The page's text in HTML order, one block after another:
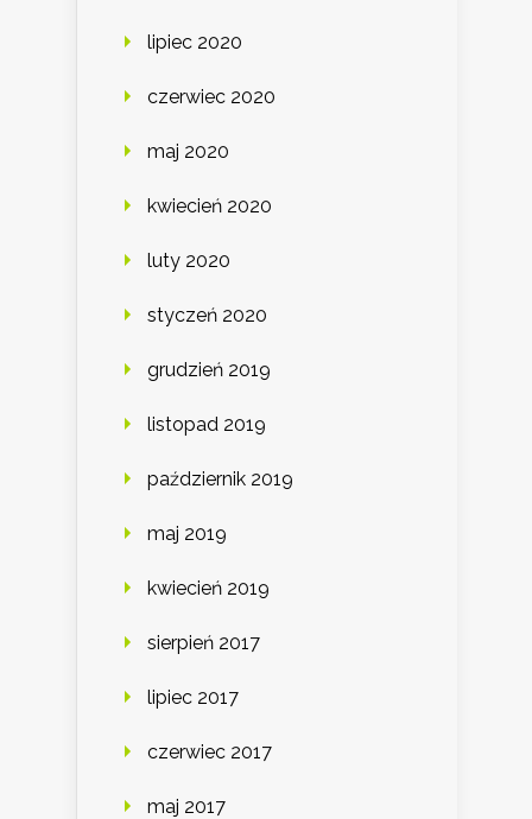
lipiec 2020
czerwiec 2020
maj 2020
kwiecień 2020
luty 2020
styczeń 2020
grudzień 2019
listopad 2019
październik 2019
maj 2019
kwiecień 2019
sierpień 2017
lipiec 2017
czerwiec 2017
maj 2017